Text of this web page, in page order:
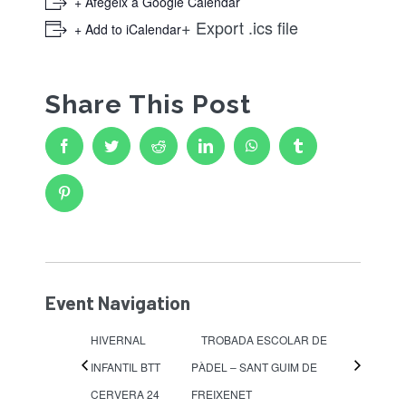
+ Add to iCalendar+ Export .ics file
Share This Post
FacebookTwitter Reddit LinkedIn WhatsAppTumblr
Pinterest
Event Navigation
HIVERNAL
INFANTIL BTT
CERVERA 24
TROBADA ESCOLAR DE
PÀDEL – SANT GUIM DE
FREIXENET